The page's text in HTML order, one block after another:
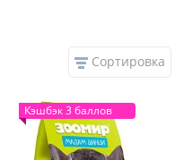
Сортировка
Кэшбэк 3 баллов